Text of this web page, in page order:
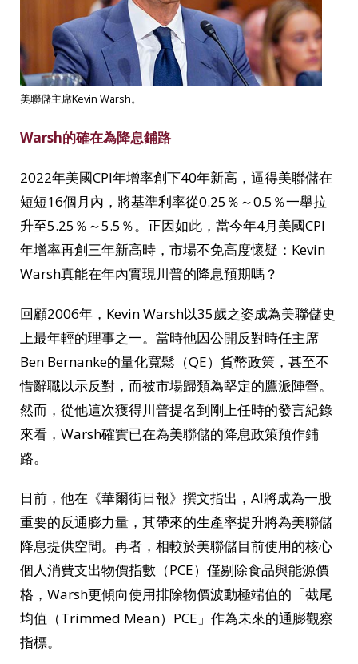
美聯儲主席Kevin Warsh。
Warsh的確在為降息鋪路
2022年美國CPI年增率創下40年新高，逼得美聯儲在
短短16個月內，將基準利率從0.25％～0.5％一舉拉
升至5.25％～5.5％。正因如此，當今年4月美國CPI
年增率再創三年新高時，市場不免高度懷疑：Kevin
Warsh真能在年內實現川普的降息預期嗎？
回顧2006年，Kevin Warsh以35歲之姿成為美聯儲史
上最年輕的理事之一。當時他因公開反對時任主席
Ben Bernanke的量化寬鬆（QE）貨幣政策，甚至不
惜辭職以示反對，而被市場歸類為堅定的鷹派陣營。
然而，從他這次獲得川普提名到剛上任時的發言紀錄
來看，Warsh確實已在為美聯儲的降息政策預作鋪
路。
日前，他在《華爾街日報》撰文指出，AI將成為一股
重要的反通膨力量，其帶來的生產率提升將為美聯儲
降息提供空間。再者，相較於美聯儲目前使用的核心
個人消費支出物價指數（PCE）僅剔除食品與能源價
格，Warsh更傾向使用排除物價波動極端值的「截尾
均值（Trimmed Mean）PCE」作為未來的通膨觀察
指標。